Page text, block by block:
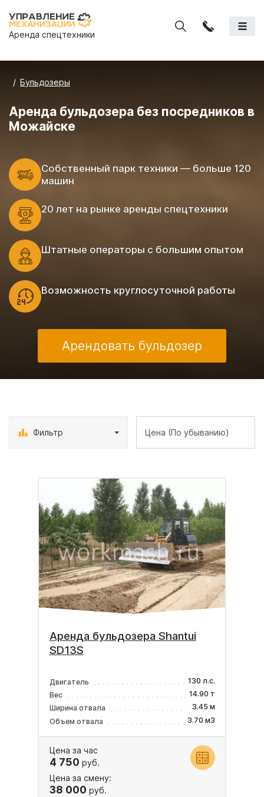
Аренда спецтехники
Бульдозеры
Аренда бульдозера без посредников в
Можайске
Cобственный парк техники — больше 120
машин
20 лет на рынке аренды спецтехники
Штатные операторы с большим опытом
Возможность круглосуточной работы
Арендовать бульдозер
Фильтр
Аренда бульдозера Shantui
SD13S
Двигатель
130 л.с.
Вес
14.90 т
Ширина отвала
3.45 м
Объем отвала
3.70 м3
Цена за час
4 750 руб.
Цена за смену:
38 000 руб.